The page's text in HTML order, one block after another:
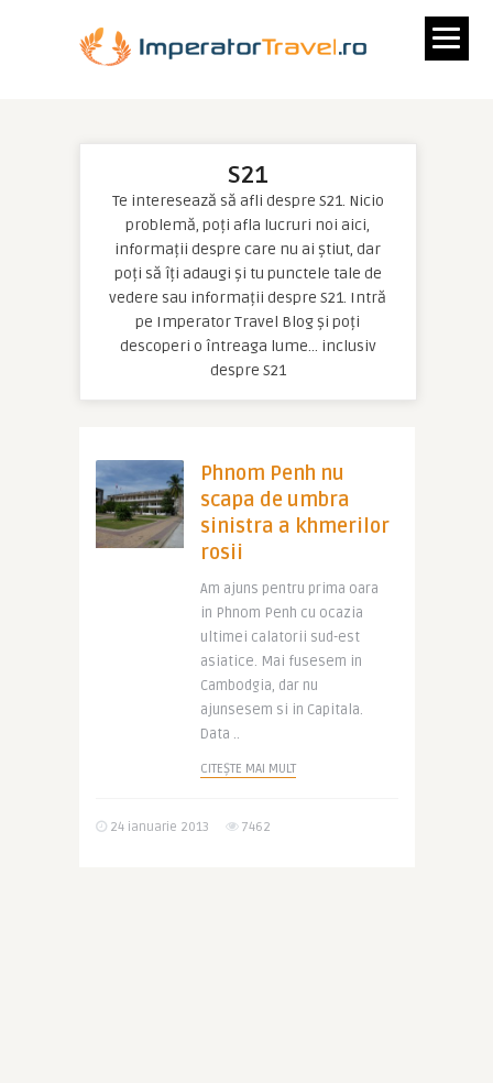
S21
Te interesează să afli despre S21. Nicio
problemă, poți afla lucruri noi aici,
informații despre care nu ai știut, dar
poți să îți adaugi și tu punctele tale de
vedere sau informații despre S21. Intră
pe Imperator Travel Blog și poți
descoperi o întreaga lume… inclusiv
despre S21
Phnom Penh nu
scapa de umbra
sinistra a khmerilor
rosii
Am ajuns pentru prima oara
in Phnom Penh cu ocazia
ultimei calatorii sud-est
asiatice. Mai fusesem in
Cambodgia, dar nu
ajunsesem si in Capitala.
Data ..
CITEȘTE MAI MULT
24 ianuarie 2013 7462